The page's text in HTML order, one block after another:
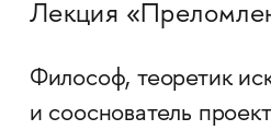
Лекция
Философ, теоретик
и сооснователь